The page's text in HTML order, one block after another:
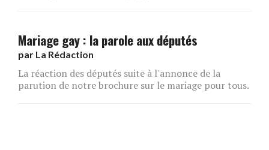
Mariage gay : la parole aux députés
par La Rédaction
La réaction des députés suite à l'annonce de la
parution de notre brochure sur le mariage pour tous.